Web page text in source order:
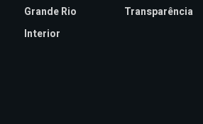
Grande Rio
Interior
Transparência